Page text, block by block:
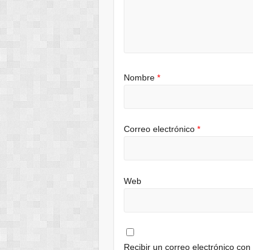
Nombre*
Correo electrónico*
Web
Recibir un correo electrónico